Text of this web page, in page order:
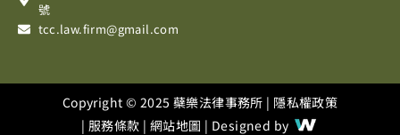
號
tcc.law.firm@gmail.com
Copyright © 2025 蘗樂法律事務所 | 隱私權政策
| 服務條款 | 網站地圖 | Designed by